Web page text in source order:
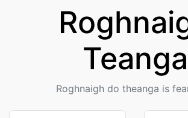
Teanga
Roghnaigh do theanga is